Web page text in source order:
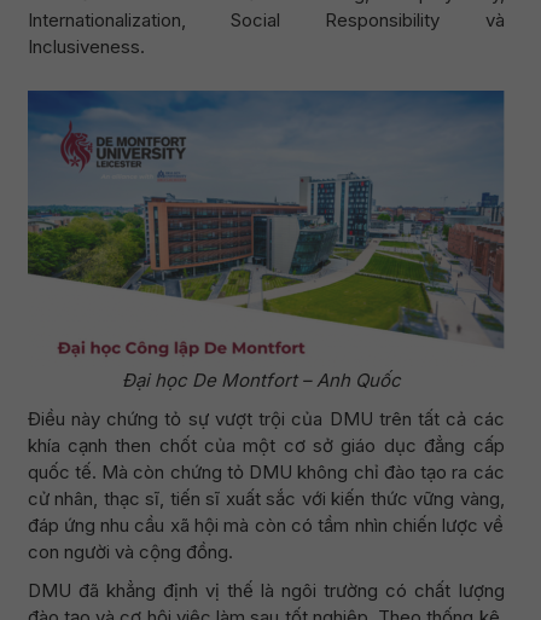
Internationalization, Social Responsibility và
Inclusiveness.
Đại học De Montfort – Anh Quốc
Điều này chứng tỏ sự vượt trội của DMU trên tất cả các
khía cạnh then chốt của một cơ sở giáo dục đẳng cấp
quốc tế. Mà còn chứng tỏ DMU không chỉ đào tạo ra các
cử nhân, thạc sĩ, tiến sĩ xuất sắc với kiến thức vững vàng,
đáp ứng nhu cầu xã hội mà còn có tầm nhìn chiến lược về
con người và cộng đồng.
DMU đã khẳng định vị thế là ngôi trường có chất lượng